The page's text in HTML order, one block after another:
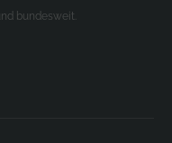
bundesweit.